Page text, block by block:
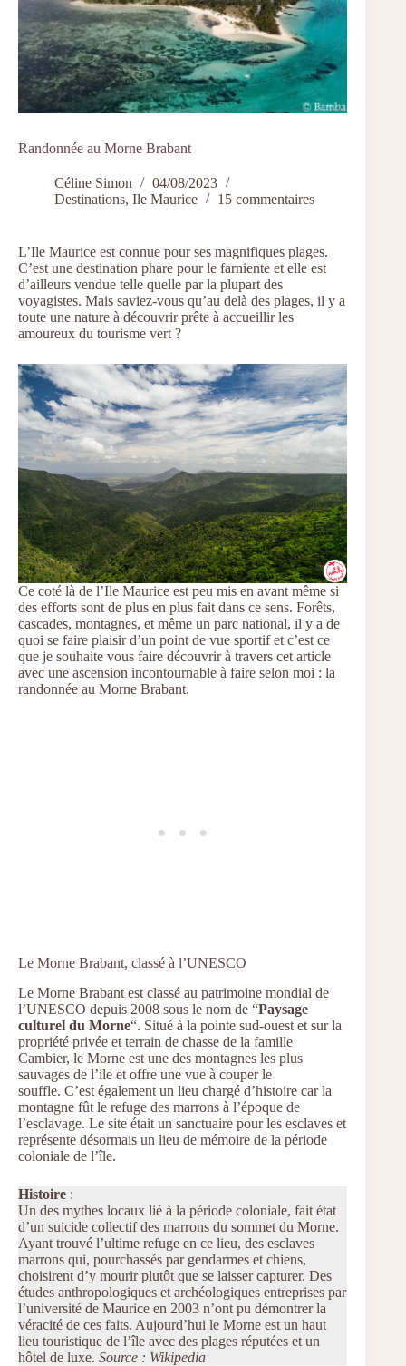
Randonnée au Morne Brabant
Céline Simon
04/08/2023
Destinations, Ile Maurice 15 commentaires
L’Ile Maurice est connue pour ses magnifiques plages.
C’est une destination phare pour le farniente et elle est
d’ailleurs vendue telle quelle par la plupart des
voyagistes. Mais saviez-vous qu’au delà des plages, il y a
toute une nature à découvrir prête à accueillir les
amoureux du tourisme vert ?
Ce coté là de l’Ile Maurice est peu mis en avant même si
des efforts sont de plus en plus fait dans ce sens. Forêts,
cascades, montagnes, et même un parc national, il y a de
quoi se faire plaisir d’un point de vue sportif et c’est ce
que je souhaite vous faire découvrir à travers cet article
avec une ascension incontournable à faire selon moi : la
randonnée au Morne Brabant.
Le Morne Brabant, classé à l’UNESCO
Le Morne Brabant est classé au patrimoine mondial de
l’UNESCO depuis 2008 sous le nom de “Paysage
culturel du Morne“. Situé à la pointe sud-ouest et sur la
propriété privée et terrain de chasse de la famille
Cambier, le Morne est une des montagnes les plus
sauvages de l’ile et offre une vue à couper le
souffle. C’est également un lieu chargé d’histoire car la
montagne fût le refuge des marrons à l’époque de
l’esclavage. Le site était un sanctuaire pour les esclaves et
représente désormais un lieu de mémoire de la période
coloniale de l’île.
Histoire :
Un des mythes locaux lié à la période coloniale, fait état
d’un suicide collectif des marrons du sommet du Morne.
Ayant trouvé l’ultime refuge en ce lieu, des esclaves
marrons qui, pourchassés par gendarmes et chiens,
choisirent d’y mourir plutôt que se laisser capturer. Des
études anthropologiques et archéologiques entreprises par
l’université de Maurice en 2003 n’ont pu démontrer la
véracité de ces faits. Aujourd’hui le Morne est un haut
lieu touristique de l’île avec des plages réputées et un
hôtel de luxe. Source : Wikipedia